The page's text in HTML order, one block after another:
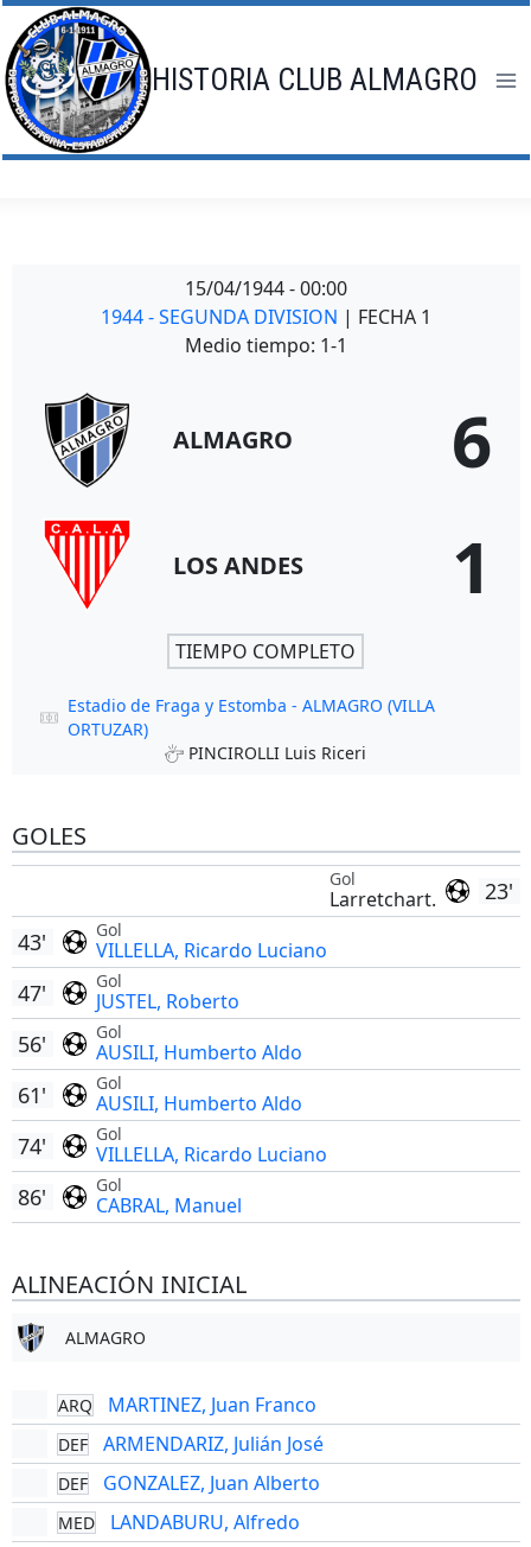
Saltar
al
contenido
HISTORIA CLUB ALMAGRO
15/04/1944 - 00:00
1944 - SEGUNDA DIVISION | FECHA 1
Medio tiempo: 1-1
ALMAGRO 6
LOS ANDES 1
TIEMPO COMPLETO
Estadio de Fraga y Estomba - ALMAGRO (VILLA
ORTUZAR)
PINCIROLLI Luis Riceri
GOLES
23'
Gol
Larretchart.
Gol
VILLELLA, Ricardo Luciano
43'
Gol
JUSTEL, Roberto
47'
Gol
AUSILI, Humberto Aldo
56'
Gol
AUSILI, Humberto Aldo
61'
Gol
VILLELLA, Ricardo Luciano
74'
Gol
CABRAL, Manuel
86'
ALINEACIÓN INICIAL
ALMAGRO
ARQ MARTINEZ, Juan Franco
DEF ARMENDARIZ, Julián José
DEF GONZALEZ, Juan Alberto
MED LANDABURU, Alfredo